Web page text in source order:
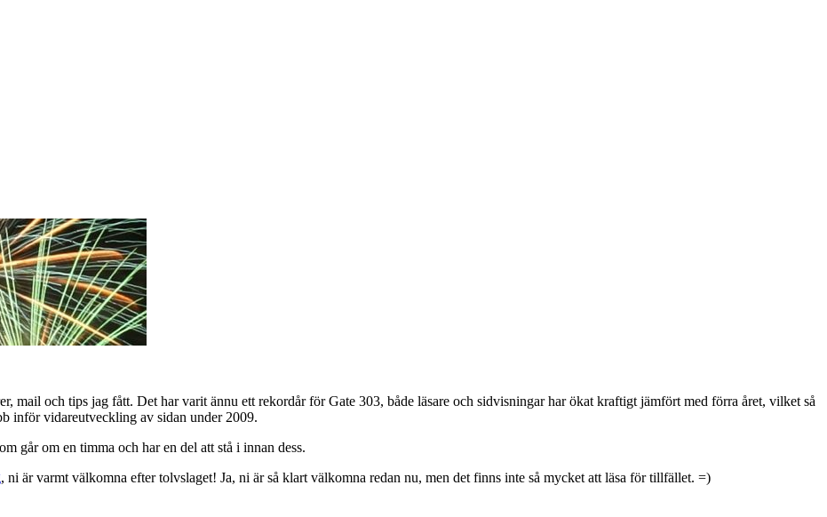
mail och tips jag fått. Det har varit ännu ett rekordår för Gate 303, både läsare och sidvisningar har ökat kraftigt jämfört med förra året, vilket så
inför vidareutveckling av sidan under 2009.
går om en timma och har en del att stå i innan dess.
, ni är varmt välkomna efter tolvslaget! Ja, ni är så klart välkomna redan nu, men det finns inte så mycket att läsa för tillfället. =)